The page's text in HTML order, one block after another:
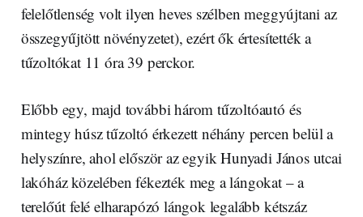
felelőtlenség volt ilyen heves szélben meggyújtani az
összegyűjtött növényzetet), ezért ők értesítették a
tűzoltókat 11 óra 39 perckor.
Előbb egy, majd további három tűzoltóautó és
mintegy húsz tűzoltó érkezett néhány percen belül a
helyszínre, ahol először az egyik Hunyadi János utcai
lakóház közelében fékezték meg a lángokat – a
terelőút felé elharapózó lángok legalább kétszáz